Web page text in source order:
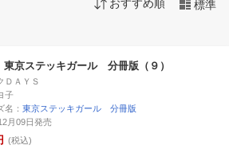
おすすめ順 標準
東京ステッキガール 分冊版（９）
ＤＡＹＳ
子
名： 東京ステッキガール 分冊版
月09日発売
(税込)